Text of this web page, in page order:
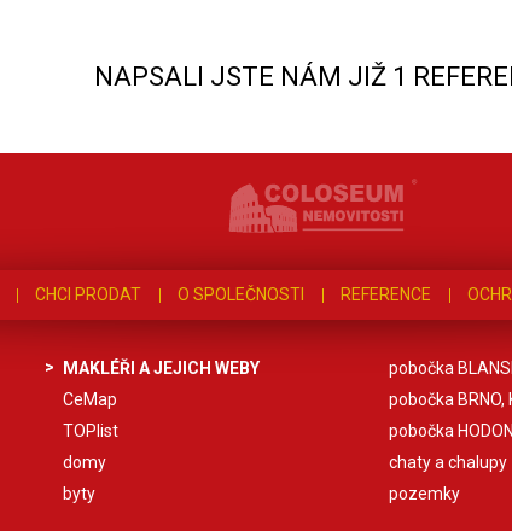
NAPSALI JSTE NÁM JIŽ 1
CHCI PRODAT O SPOLEČNOSTI REFERENCE
MAKLÉŘI A JEJICH WEBY
CeMap
TOPlist
domy
byty
pobočka
pobočka BRNO,
pobočka
chaty a chalupy
pozemky